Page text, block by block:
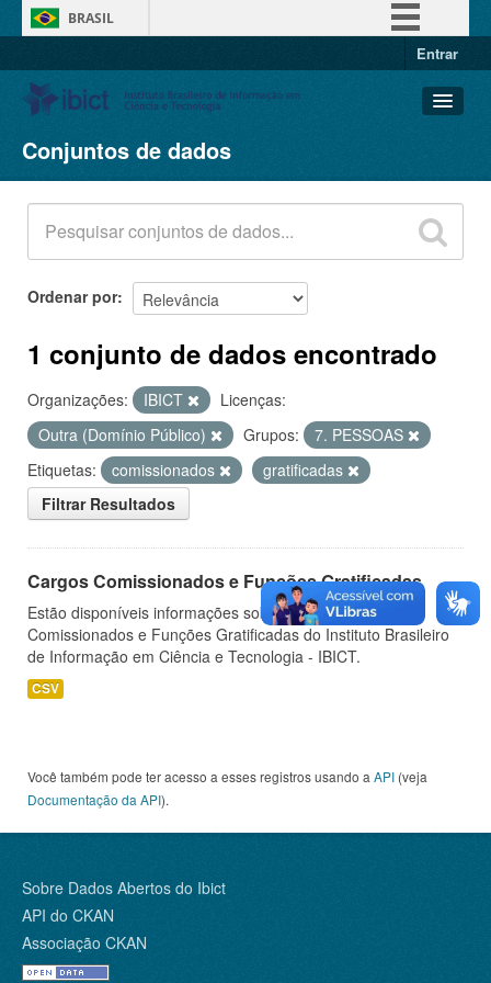
BRASIL
Entrar
Conjuntos de dados
Organizações
Grupos
Sobre
Conjuntos de dados
Ordenar por
1 conjunto de dados encontrado
Organizações: IBICT
Licenças:
Outra (Domínio Público)
Grupos:
7. PESSOAS
Etiquetas:
comissionados
gratificadas
Filtrar Resultados
Cargos Comissionados e Funções Gratificadas
Estão disponíveis informações sobre os Cargos
Comissionados e Funções Gratificadas do Instituto Brasileiro
de Informação em Ciência e Tecnologia - IBICT.
CSV
Você também pode ter acesso a esses registros usando a API (veja
Documentação da API).
Sobre Dados Abertos do Ibict
API do CKAN
Associação CKAN